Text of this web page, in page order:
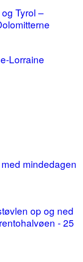
Tyrol –
Lorraine
mindedagen
op og ned
- 25